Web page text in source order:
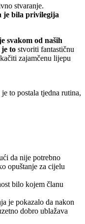
stvaranje.
je bila privilegija
svakom od naših
to stvoriti fantastičnu
zajamčenu lijepu
to postala tjedna rutina,
da nije potrebno
opuštanje za cijelu
bilo kojem članu
je pokazalo da nakon
dobro ublažava